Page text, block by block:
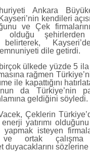
Ankara
kendileri
ve Çek
olduğu
dile getirdi.
ülkede yüzde 5 ila
rağmen
ile kapattığını
da Türkiye’nin
geldiğini söyledi.
Çeklerin
yatırımı
yapmak isteyen
ve ortak çalışma
duyacaklarını